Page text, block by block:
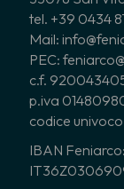
tel. +39 0434
Mail:
PEC:
c.f.
p.iva
codice
IBAN